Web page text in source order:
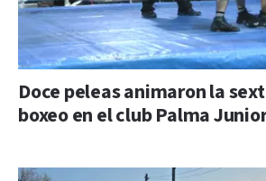
Doce peleas animaron la
boxeo en el club Palma